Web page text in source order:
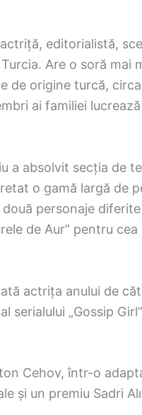
editorialistă,
Are o soră mai
de origine turcă,
ai familiei lucrează
a absolvit secția de
o gamă largă de
personaje diferite
de Aur” pentru cea
actrița anului de
serialului „Gossip
Cehov, într-o
și un premiu Sadri